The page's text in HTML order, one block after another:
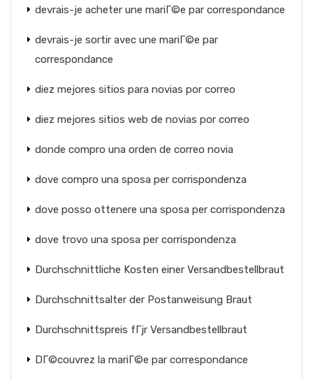
devrais-je acheter une mariГ©e par correspondance
devrais-je sortir avec une mariГ©e par
correspondance
diez mejores sitios para novias por correo
diez mejores sitios web de novias por correo
donde compro una orden de correo novia
dove compro una sposa per corrispondenza
dove posso ottenere una sposa per corrispondenza
dove trovo una sposa per corrispondenza
Durchschnittliche Kosten einer Versandbestellbraut
Durchschnittsalter der Postanweisung Braut
Durchschnittspreis fГјr Versandbestellbraut
DГ©couvrez la mariГ©e par correspondance